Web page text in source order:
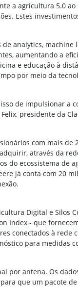
a agricultura 5.0
Estes
de analytics,
aumentando a
e educação à
por meio da
de impulsionar a
presidente da
com mais de
através da
do ecossistema de
já conta com 20
Digital e Silos
Index - que
conectados à rede
para medidas
por antena. Os
que um pacote